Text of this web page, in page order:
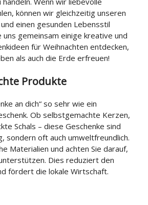
können wir gleichzeitig unseren
einen gesunden Lebensstil
uns gemeinsam einige kreative und
für Weihnachten entdecken,
als auch die Erde erfreuen!
Produkte
an dich“ so sehr wie ein
Ob selbstgemachte Kerzen,
Schals – diese Geschenke sind
sondern oft auch umweltfreundlich.
Materialien und achten Sie darauf,
Dies reduziert den
fördert die lokale Wirtschaft.